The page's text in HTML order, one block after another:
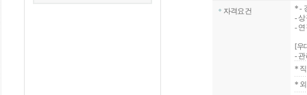
자격요건 *-
-
-
[우
-
*
*